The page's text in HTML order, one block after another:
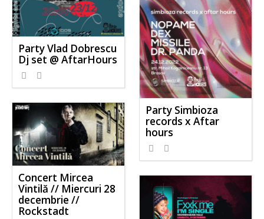
Party Vlad Dobrescu
Dj set @ AftarHours
Party Simbioza
records x Aftar
hours
Concert Mircea
Vintilă // Miercuri 28
decembrie //
Rockstadt